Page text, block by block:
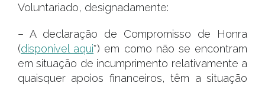
Voluntariado, designadamente:
– A declaração de Compromisso de Honra
(disponível aqui*) em como não se encontram
em situação de incumprimento relativamente a
quaisquer apoios financeiros, têm a situação